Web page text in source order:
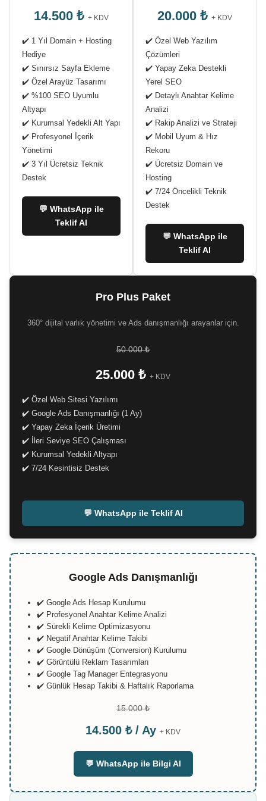
14.500 ₺ + KDV
✔️ 1 Yıl Domain + Hosting
Hediye
✔️ Sınırsız Sayfa Ekleme
✔️ Özel Arayüz Tasarımı
✔️ %100 SEO Uyumlu
Altyapı
✔️ Kurumsal Yedekli Alt Yapı
✔️ Profesyonel İçerik
Yönetimi
✔️ 3 Yıl Ücretsiz Teknik
Destek
💬 WhatsApp ile
Teklif Al
20.000 ₺ + KDV
✔️ Özel Web Yazılım
Çözümleri
✔️ Yapay Zeka Destekli
Yerel SEO
✔️ Detaylı Anahtar Kelime
Analizi
✔️ Rakip Analizi ve Strateji
✔️ Mobil Uyum & Hız
Rekoru
✔️ Ücretsiz Domain ve
Hosting
✔️ 7/24 Öncelikli Teknik
Destek
💬 WhatsApp ile
Teklif Al
Pro Plus Paket
360° dijital varlık yönetimi ve Ads danışmanlığı arayanlar için.
50.000 ₺
25.000 ₺ + KDV
✔️ Özel Web Sitesi Yazılımı
✔️ Google Ads Danışmanlığı (1 Ay)
✔️ Yapay Zeka İçerik Üretimi
✔️ İleri Seviye SEO Çalışması
✔️ Kurumsal Yedekli Altyapı
✔️ 7/24 Kesintisiz Destek
💬 WhatsApp ile Teklif Al
Google Ads Danışmanlığı
✔️ Google Ads Hesap Kurulumu
✔️ Profesyonel Anahtar Kelime Analizi
✔️ Sürekli Kelime Optimizasyonu
✔️ Negatif Anahtar Kelime Takibi
✔️ Google Dönüşüm (Conversion) Kurulumu
✔️ Görüntülü Reklam Tasarımları
✔️ Google Tag Manager Entegrasyonu
✔️ Günlük Hesap Takibi & Haftalık Raporlama
15.000 ₺
14.500 ₺ / Ay + KDV
💬 WhatsApp ile Bilgi Al